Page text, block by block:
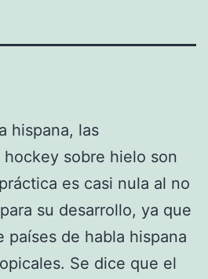
hispana, las
sobre hielo son
es casi nula al no
su desarrollo, ya que
países de habla hispana
Se dice que el